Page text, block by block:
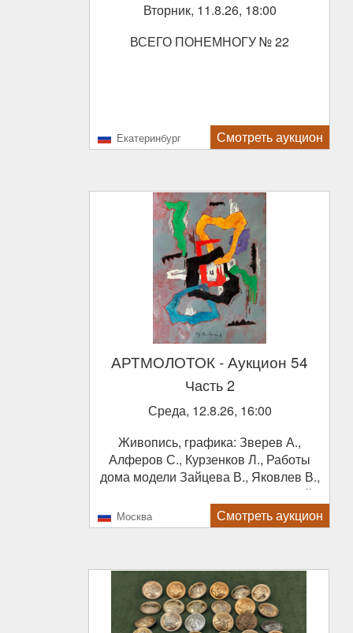
Вторник, 11.8.26, 18:00
ВСЕГО ПОНЕМНОГУ № 22
Екатеринбург Смотреть аукцион
АРТМОЛОТОК- Аукцион 54
Часть 2
Среда, 12.8.26, 16:00
Живопись, графика: Зверев А.,
Алферов С., Курзенков Л., Работы
дома модели Зайцева В., Яковлев В.,
Немухин В., Павленин М., Нисский
Г.Г., Белютин Э., Гапоненко А.,
Винокуров А., Вишняков О.,
журналы. Фарфор Императорский
завод. Советский фарфор 1930-е гг.
Москва Смотреть аукцион